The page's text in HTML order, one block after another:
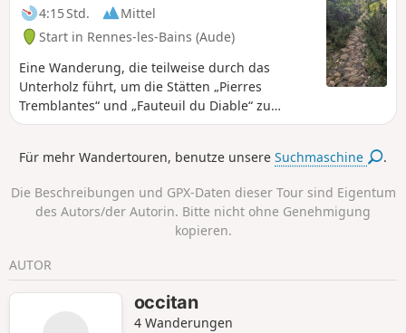
4:15 Std.
Mittel
Start in Rennes-les-Bains (Aude)
Eine Wanderung, die teilweise durch das
Unterholz führt, um die Stätten „Pierres
Tremblantes“ und „Fauteuil du Diable“ zu
entdecken.
Für mehr Wandertouren, benutze unsereSuchmaschine .
Die Beschreibungen und GPX-Daten dieser Tour sind Eigentum
des Autors/der Autorin. Bitte nicht ohne Genehmigung
kopieren.
AUTOR
occitan
4 Wanderungen